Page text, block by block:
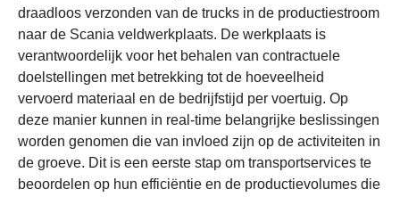
draadloos verzonden van de trucks in de productiestroom
naar de Scania veldwerkplaats. De werkplaats is
verantwoordelijk voor het behalen van contractuele
doelstellingen met betrekking tot de hoeveelheid
vervoerd materiaal en de bedrijfstijd per voertuig. Op
deze manier kunnen in real-time belangrijke beslissingen
worden genomen die van invloed zijn op de activiteiten in
de groeve. Dit is een eerste stap om transportservices te
beoordelen op hun efficiëntie en de productievolumes die